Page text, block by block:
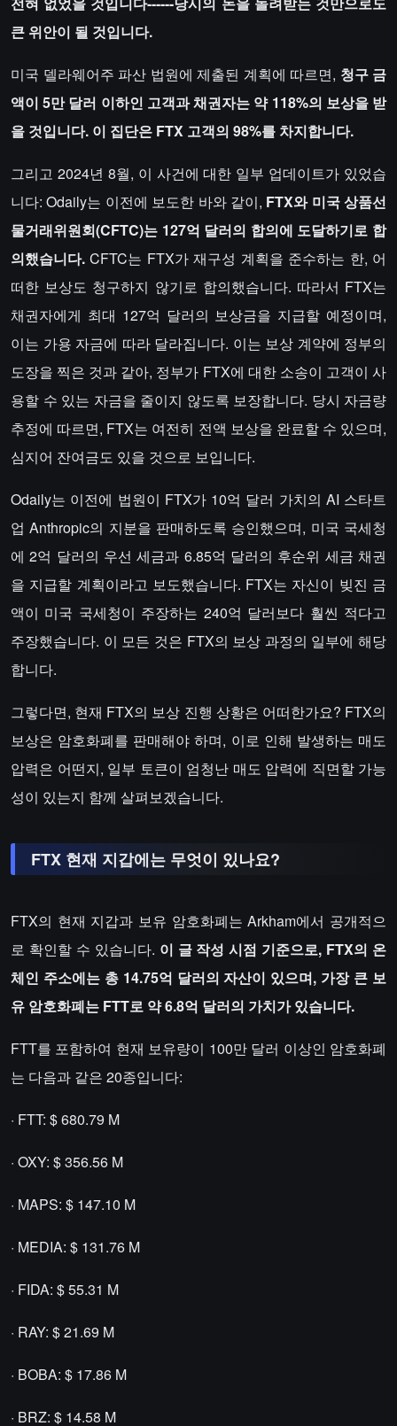
큰 위안이 될 것입니다.
미국 델라웨어주 파산 법원에 제출된 계획에 따르면, 청구 금
액이 5만 달러 이하인 고객과 채권자는 약 118%의 보상을 받
을 것입니다. 이 집단은 FTX 고객의 98%를 차지합니다.
그리고 2024년 8월, 이 사건에 대한 일부 업데이트가 있었습
니다: Odaily는 이전에 보도한 바와 같이, FTX와 미국 상품선
물거래위원회(CFTC)는 127억 달러의 합의에 도달하기로 합
의했습니다. CFTC는 FTX가 재구성 계획을 준수하는 한, 어
떠한 보상도 청구하지 않기로 합의했습니다. 따라서 FTX는
채권자에게 최대 127억 달러의 보상금을 지급할 예정이며,
이는 가용 자금에 따라 달라집니다. 이는 보상 계약에 정부의
도장을 찍은 것과 같아, 정부가 FTX에 대한 소송이 고객이 사
용할 수 있는 자금을 줄이지 않도록 보장합니다. 당시 자금량
추정에 따르면, FTX는 여전히 전액 보상을 완료할 수 있으며,
심지어 잔여금도 있을 것으로 보입니다.
Odaily는 이전에 법원이 FTX가 10억 달러 가치의 AI 스타트
업 Anthropic의 지분을 판매하도록 승인했으며, 미국 국세청
에 2억 달러의 우선 세금과 6.85억 달러의 후순위 세금 채권
을 지급할 계획이라고 보도했습니다. FTX는 자신이 빚진 금
액이 미국 국세청이 주장하는 240억 달러보다 훨씬 적다고
주장했습니다. 이 모든 것은 FTX의 보상 과정의 일부에 해당
합니다.
그렇다면, 현재 FTX의 보상 진행 상황은 어떠한가요? FTX의
보상은 암호화폐를 판매해야 하며, 이로 인해 발생하는 매도
압력은 어떤지, 일부 토큰이 엄청난 매도 압력에 직면할 가능
성이 있는지 함께 살펴보겠습니다.
FTX 현재 지갑에는 무엇이 있나요?
FTX의 현재 지갑과 보유 암호화폐는 Arkham에서 공개적으
로 확인할 수 있습니다. 이 글 작성 시점 기준으로, FTX의 온
체인 주소에는 총 14.75억 달러의 자산이 있으며, 가장 큰 보
유 암호화폐는 FTT로 약 6.8억 달러의 가치가 있습니다.
FTT를 포함하여 현재 보유량이 100만 달러 이상인 암호화폐
는 다음과 같은 20종입니다:
· FTT: $ 680.79 M
· OXY: $ 356.56 M
· MAPS: $ 147.10 M
· MEDIA: $ 131.76 M
· FIDA: $ 55.31 M
· RAY: $ 21.69 M
· BOBA: $ 17.86 M
· BRZ: $ 14.58 M